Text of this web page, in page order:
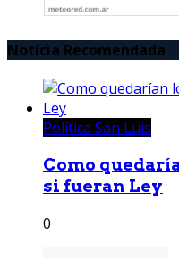
Noticia Recomendada
Política San Luis
Como
si fueran Ley
0